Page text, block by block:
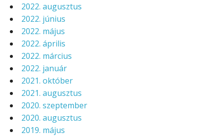
2022. augusztus
2022. június
2022. május
2022. április
2022. március
2022. január
2021. október
2021. augusztus
2020. szeptember
2020. augusztus
2019. május